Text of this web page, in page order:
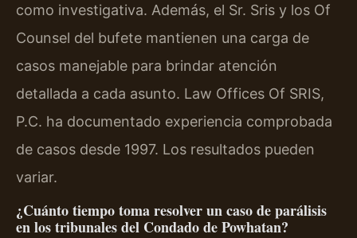
como investigativa. Además, el Sr. Sris y los Of
Counsel del bufete mantienen una carga de
casos manejable para brindar atención
detallada a cada asunto. Law Offices Of SRIS,
P.C. ha documentado experiencia comprobada
de casos desde 1997. Los resultados pueden
variar.
¿Cuánto tiempo toma resolver un caso de parálisis
en los tribunales del Condado de Powhatan?